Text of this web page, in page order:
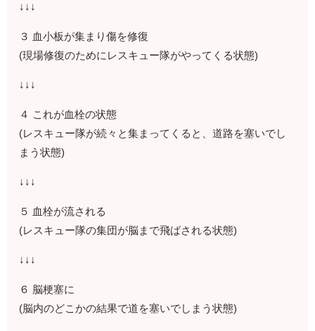
↓↓↓
３ 血小板が集まり傷を修復
(現場修復のためにレスキュー隊がやってくる状態)
↓↓↓
４ これが血栓の状態
(レスキュー隊が続々と集まってくると、道路を塞いでし
まう状態)
↓↓↓
５ 血栓が流される
(レスキュー隊の集団が脳まで飛ばされる状態)
↓↓↓
６ 脳梗塞に
(脳内のどこかの結果で道を塞いでしまう状態)